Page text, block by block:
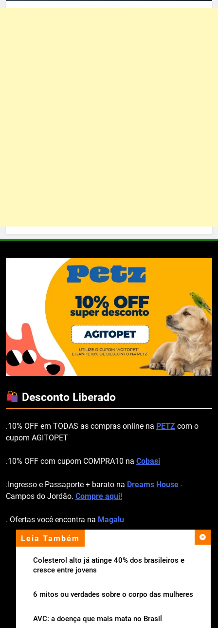
Leia Também
Colesterol alto já atinge 40% dos brasileiros e
cresce entre jovens
6 mitos ou verdades sobre o corpo das mulheres
AVC: a doença que mais mata no Brasil
Desconto Liberado
.10% OFF em TODAS as compras online na PETZ com o
cupom AGITOPET
.10% OFF com cupom COMPRA10 na Cobasi
.Ingresso e Passaporte + barato na Dreams House -
Campos do Jordão. Compre aqui!
. Ofertas você encontra na Magalu
apoio institucional